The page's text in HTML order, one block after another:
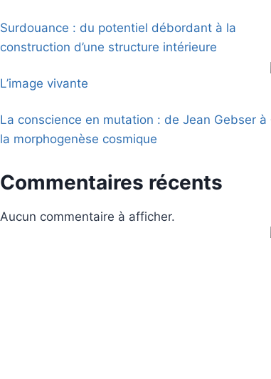
Surdouance : du potentiel débordant à la
construction d’une structure intérieure
L’image vivante
La conscience en mutation : de Jean Gebser à
la morphogenèse cosmique
Commentaires récents
Aucun commentaire à afficher.